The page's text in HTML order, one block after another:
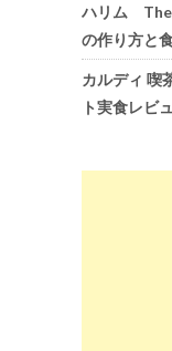
ハリム The
の作り方と
カルディ 喫
ト実食レビ